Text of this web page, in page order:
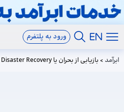
ورود به پلتفرم
ابرآمد > بازیابی از بحران یا Disaster Recovery